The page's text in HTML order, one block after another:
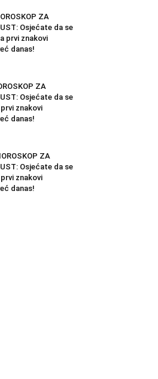
ZA
Osjećate da se
prvi znakovi
danas!
ZA
Osjećate da se
znakovi
danas!
ZA
Osjećate da se
znakovi
danas!